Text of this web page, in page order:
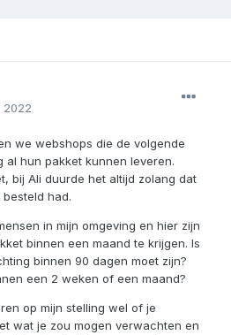
2022
we webshops die de volgende
hun pakket kunnen leveren.
bij Ali duurde het altijd zolang dat
had.
in mijn omgeving en hier zijn
binnen een maand te krijgen. Is
binnen 90 dagen moet zijn?
een 2 weken of een maand?
op mijn stelling wel of je
wat je zou mogen verwachten en